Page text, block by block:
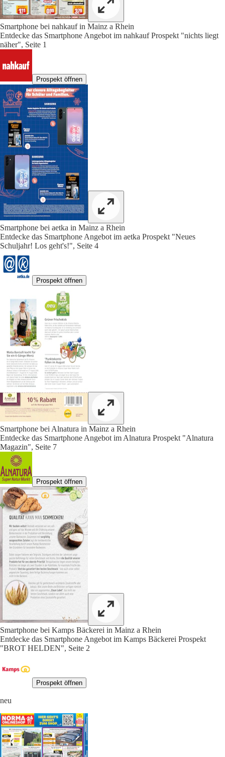
Smartphone bei nahkauf in Mainz a Rhein
Entdecke das Smartphone Angebot im nahkauf Prospekt "nichts liegt
näher", Seite 1
Prospekt öffnen
Smartphone bei aetka in Mainz a Rhein
Entdecke das Smartphone Angebot im aetka Prospekt "Neues
Schuljahr! Los geht's!", Seite 4
Prospekt öffnen
Smartphone bei Alnatura in Mainz a Rhein
Entdecke das Smartphone Angebot im Alnatura Prospekt "Alnatura
Magazin", Seite 7
Prospekt öffnen
Smartphone bei Kamps Bäckerei in Mainz a Rhein
Entdecke das Smartphone Angebot im Kamps Bäckerei Prospekt
"BROT HELDEN", Seite 2
Prospekt öffnen
neu